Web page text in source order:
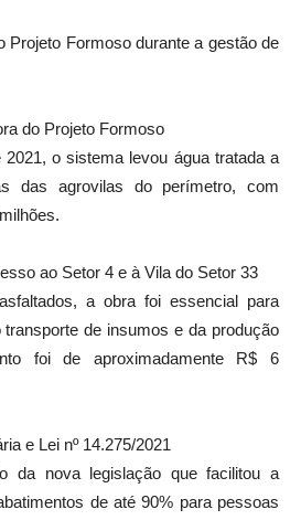
Projeto Formoso durante a gestão de
do Projeto Formoso
2021, o sistema levou água tratada a
das agrovilas do perímetro, com
ao Setor 4 e à Vila do Setor 33
a obra foi essencial para
de insumos e da produção
foi de aproximadamente R$ 6
e Lei nº 14.275/2021
da nova legislação que facilitou a
de até 90% para pessoas